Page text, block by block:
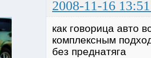
2008-11-16
как говорица авто
комплексным
без преднатяга